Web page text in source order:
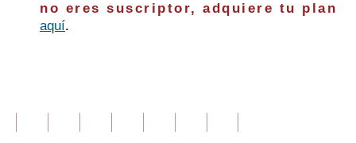
no eres suscriptor, adquiere tu plan
aquí.